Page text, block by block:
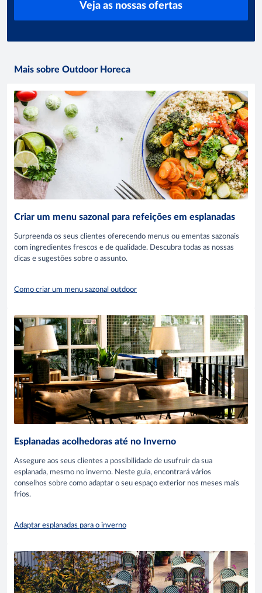
Veja as nossas ofertas
Mais sobre Outdoor Horeca
Criar um menu sazonal para refeições em esplanadas
Surpreenda os seus clientes oferecendo menus ou ementas sazonais
com ingredientes frescos e de qualidade. Descubra todas as nossas
dicas e sugestões sobre o assunto.
Como criar um menu sazonal outdoor
Esplanadas acolhedoras até no Inverno
Assegure aos seus clientes a possibilidade de usufruir da sua
esplanada, mesmo no inverno. Neste guia, encontrará vários
conselhos sobre como adaptar o seu espaço exterior nos meses mais
frios.
Adaptar esplanadas para o inverno